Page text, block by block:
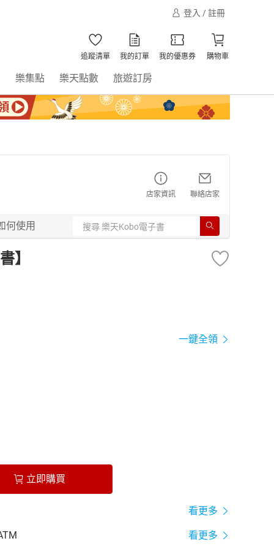
登入 / 註冊
追蹤清單 我的訂單 我的優惠券 購物車
樂集點 樂天點數 旅遊訂房
店家資訊 聯絡店家
何使用
】
一鍵全領
立即購買
看更多
看更多